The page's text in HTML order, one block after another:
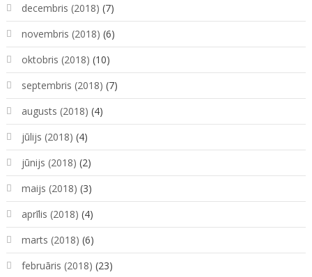
decembris (2018) (7)
novembris (2018) (6)
oktobris (2018) (10)
septembris (2018) (7)
augusts (2018) (4)
jūlijs (2018) (4)
jūnijs (2018) (2)
maijs (2018) (3)
aprīlis (2018) (4)
marts (2018) (6)
februāris (2018) (23)